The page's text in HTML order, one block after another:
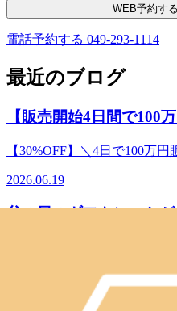
WEB予約する
電話予約する 049-293-1114
最近のブログ
【販売開始4日間で100
【30%OFF】＼4日で100万
がとう」を。離れていても、
ませんか？ ただいま開催中
終了とさせていただく可能
と思っている方も、ぜひお
い！
2026.06.19
父の日のギフトにいか
は！Re.Ra.Kuルミネ川越で
き、本当にありがとうござ